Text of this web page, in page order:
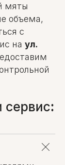
мяты
объема,
с
на ул.
: